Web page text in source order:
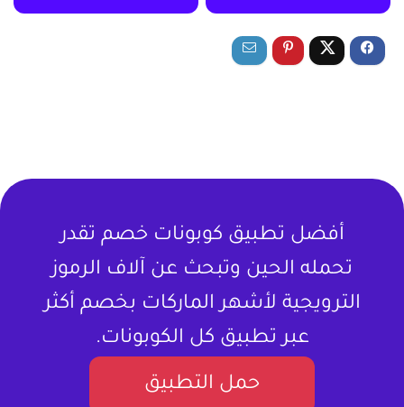
أفضل تطبيق كوبونات خصم تقدر
تحمله الحين وتبحث عن آلاف الرموز
الترويجية لأشهر الماركات بخصم أكثر
عبر تطبيق كل الكوبونات.
حمل التطبيق